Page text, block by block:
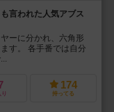
言われた人気アブス
ーに分かれ、六角形
す。 各手番では自分
174
持ってる